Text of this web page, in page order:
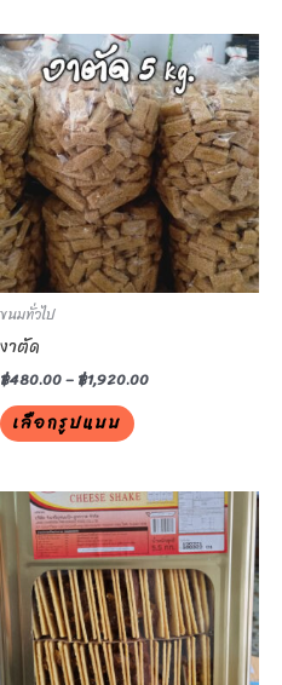
ขนมทั่วไป
งาตัด
฿480.00–฿1,920.00
เลือกรูปแบบ
This
product
has
multiple
variants.
The
options
may
be
the
product
page
This
product
has
multiple
variants.
The